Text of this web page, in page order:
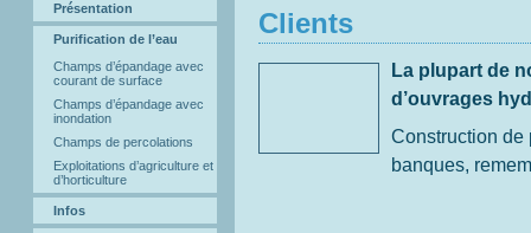
Présentation
Purification de l’eau
Champs d’épandage avec
courant de surface
Champs d’épandage avec
inondation
Champs de percolations
Exploitations d’agriculture et
d’horticulture
Infos
Clients
La plupart de
d’ouvrages
Construction de
banques,